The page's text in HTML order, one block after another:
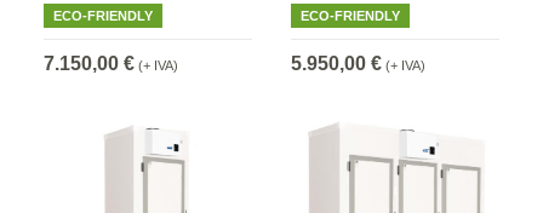
ECO-FRIENDLY
7.150,00 € (+ IVA)
ECO-FRIENDLY
5.950,00 € (+ IVA)